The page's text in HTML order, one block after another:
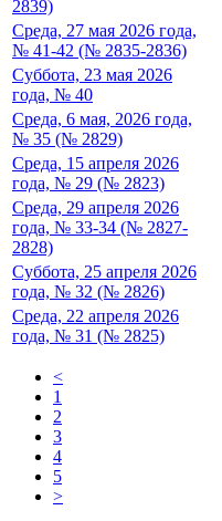
2839)
Среда, 27 мая 2026 года,
№ 41-42 (№ 2835-2836)
Суббота, 23 мая 2026
года, № 40
Среда, 6 мая, 2026 года,
№ 35 (№ 2829)
Среда, 15 апреля 2026
года, № 29 (№ 2823)
Среда, 29 апреля 2026
года, № 33-34 (№ 2827-
2828)
Суббота, 25 апреля 2026
года, № 32 (№ 2826)
Среда, 22 апреля 2026
года, № 31 (№ 2825)
<
1
2
3
4
5
>